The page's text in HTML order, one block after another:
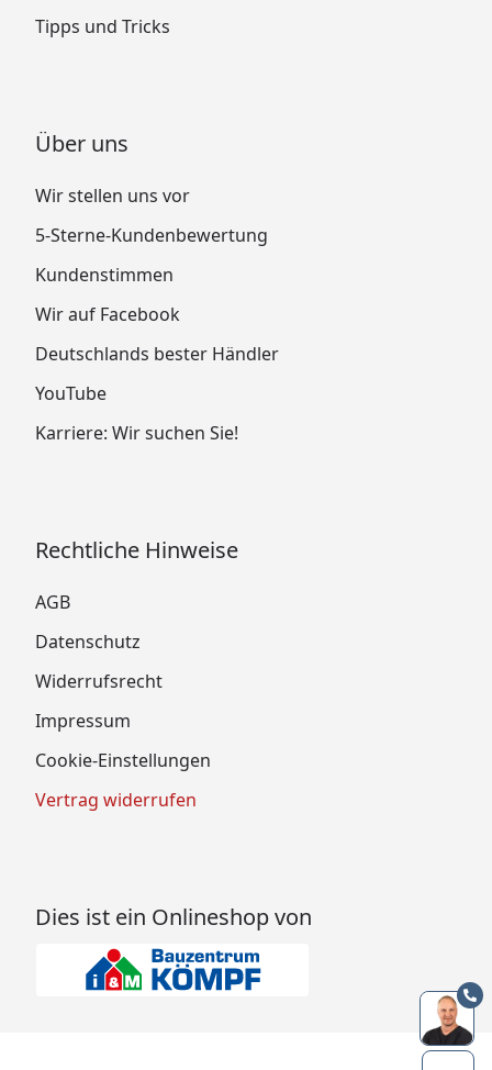
Tipps und Tricks
Über uns
Wir stellen uns vor
5-Sterne-Kundenbewertung
Kundenstimmen
Wir auf Facebook
Deutschlands bester Händler
YouTube
Karriere: Wir suchen Sie!
Rechtliche Hinweise
AGB
Datenschutz
Widerrufsrecht
Impressum
Cookie-Einstellungen
Vertrag widerrufen
Dies ist ein Onlineshop von